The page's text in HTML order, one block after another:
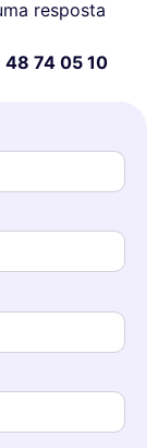
resposta
48 74 05 10